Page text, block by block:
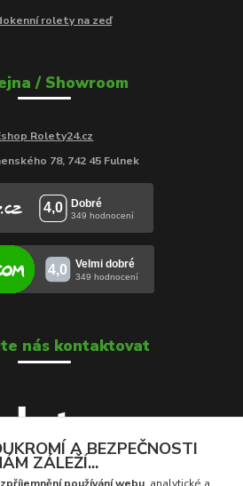
rolety na zeď
/ Showroom
Rolety24.cz
78, 742 45 Fulnek
nás kontaktovat
A BEZPEČNOSTI
ZÁLEŽÍ...
zpříjemnění používání webu, analytické a